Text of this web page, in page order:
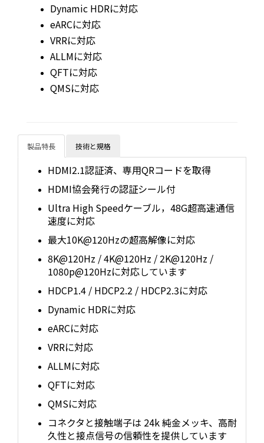
Dynamic HDRに対応
eARCに対応
VRRに対応
ALLMに対応
QFTに対応
QMSに対応
製品特長 技術と規格
HDMI2.1認証済、専用QRコードを取得
HDMI協会発行の認証シール付
Ultra High Speedケーブル，48G超高速通信
速度に対応
最大10K@120Hzの超高解像に対応
8K@120Hz / 4K@120Hz / 2K@120Hz /
1080p@120Hzに対応しています
HDCP1.4 / HDCP2.2 / HDCP2.3に対応
Dynamic HDRに対応
eARCに対応
VRRに対応
ALLMに対応
QFTに対応
QMSに対応
コネクタと接触端子は 24k 純金メッキ、高耐
久性と接点信号の信頼性を提供しています